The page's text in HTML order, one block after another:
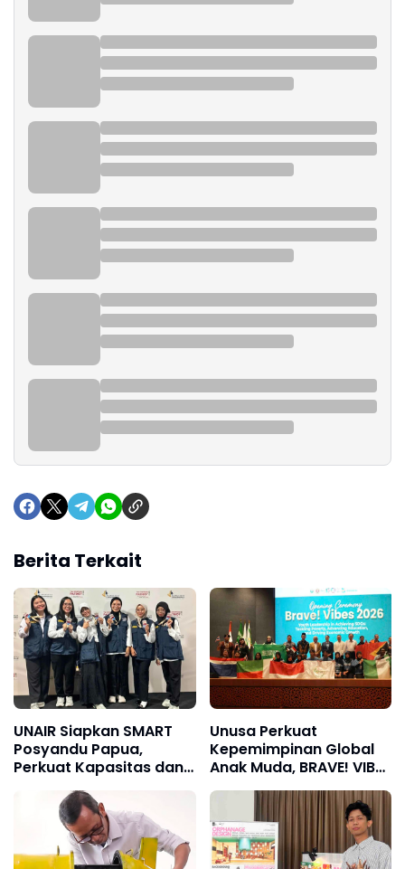
Berita Terkait
UNAIR Siapkan SMART
Posyandu Papua,
Perkuat Kapasitas dan
Ekonomi Kader di Prafi
Unusa Perkuat
Kepemimpinan Global
Anak Muda, BRAVE! VIBES
2026 Hadirkan Peserta 8
Negara